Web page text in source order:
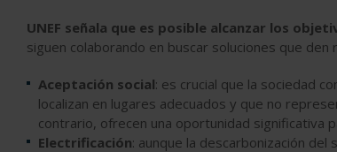
UNEF señala que es posible alcanzar los
siguen colaborando en buscar soluciones que
Aceptación social: es crucial que la sociedad
localizan en lugares adecuados y que no
contrario, ofrecen una oportunidad significativa
Electrificación: aunque la descarbonización